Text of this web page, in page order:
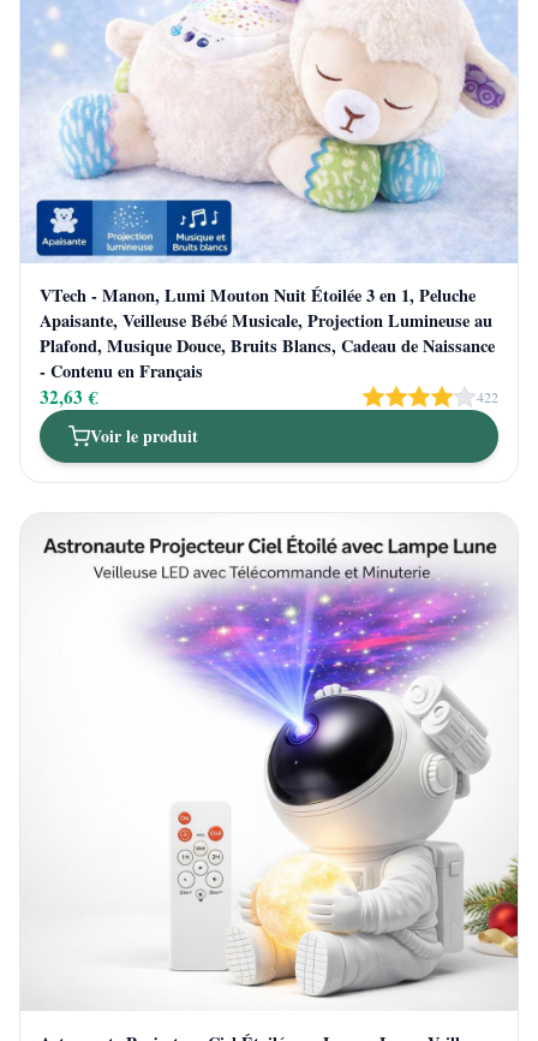
VTech - Manon, Lumi Mouton Nuit Étoilée 3 en 1, Peluche
Apaisante, Veilleuse Bébé Musicale, Projection Lumineuse au
Plafond, Musique Douce, Bruits Blancs, Cadeau de Naissance
- Contenu en Français
32,63 € 422
Voir le produit